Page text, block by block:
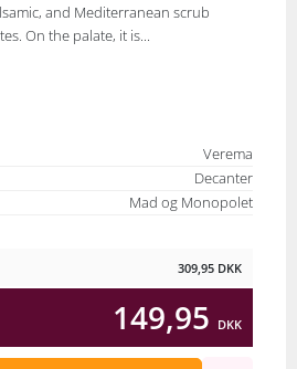
and Mediterranean scrub
On the palate, it is...
Verema
Decanter
Mad og Monopolet
309,95 DKK
149,95 DKK